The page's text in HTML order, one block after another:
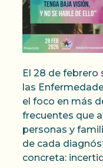
El 28 de febrero
las
el foco en más
frecuentes que
personas y
de cada
concreta: